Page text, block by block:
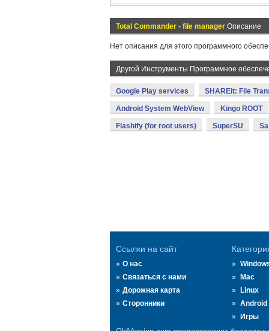
Total Commander - file manager Описание
Нет описания для этого программного
Другой Инструменты Программное
Google Play services SHAREit: File
Android System WebView Kingo ROOT
Flashify (for root users) SuperSU
Ссылки на сайт
О нас
Связаться с нами
Дорожная карта
Сторонники
Mac
Linux
Android
Игры